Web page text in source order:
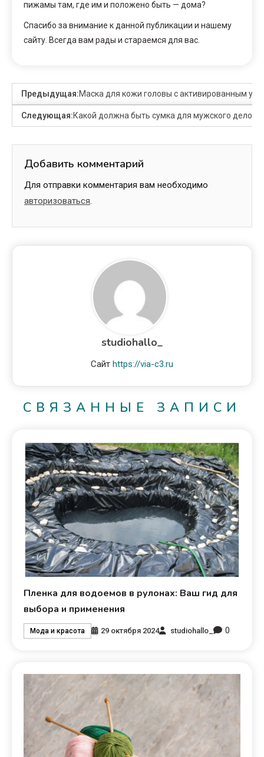
пижамы там, где им и положено быть — дома?
Спасибо за внимание к данной публикации и нашему
сайту. Всегда вам рады и стараемся для вас.
Предыдущая:Маска для кожи головы с активированным
Следующая:Какой должна быть сумка для мужского
Добавить комментарий
Для отправки комментария вам необходимо
авторизоваться.
studiohallo_
Сайт https://via-c3.ru
СВЯЗАННЫЕ ЗАПИСИ
Пленка для водоемов в рулонах: Ваш гид для
выбора и применения
Мода и красота 29 октября 2024 studiohallo_ 0